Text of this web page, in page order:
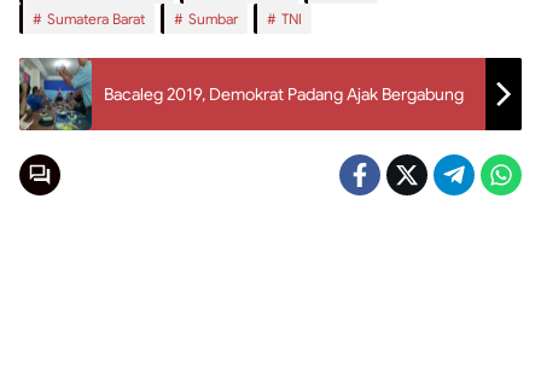
Sumatera Barat
Sumbar TNI
Bacaleg 2019, Demokrat Padang Ajak Bergabung